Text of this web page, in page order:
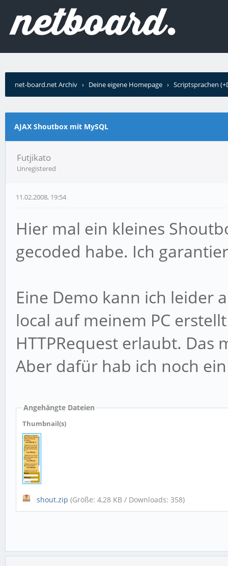
net-board.net Archiv › Deine eigene Homepage › Scriptsprachen
AJAX Shoutbox mit MySQL
Futjikato
Unregistered
11.02.2008, 19:54
Hier mal ein kleines
gecoded habe. Ich
Eine Demo kann ich leider
local auf meinem PC
HTTPRequest erlaubt. Das
Aber dafür hab ich noch
Angehängte Dateien
Thumbnail(s)
shout.zip (Größe: 4,28 KB / Downloads: 358)